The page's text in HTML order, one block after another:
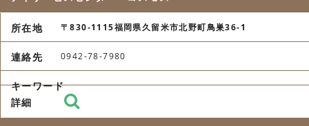
〒830-1115福岡県久留米市北野町鳥巣36-1
0942-78-7980